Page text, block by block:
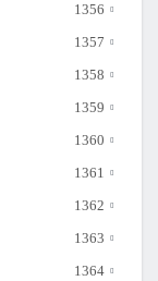
1356
1357
1358
1359
1360
1361
1362
1363
1364